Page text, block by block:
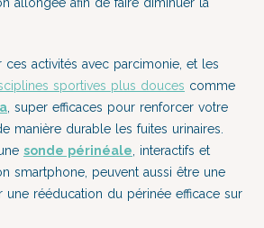
allongée afin de faire diminuer la
ces activités avec parcimonie, et les
sportives plus douces comme
, super efficaces pour renforcer votre
manière durable les fuites urinaires.
sonde périnéale, interactifs et
smartphone, peuvent aussi être une
une rééducation du périnée efficace sur